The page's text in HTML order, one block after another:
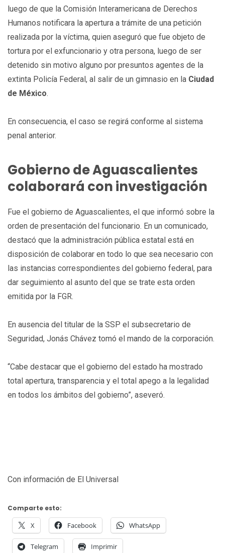
luego de que la Comisión Interamericana de Derechos
Humanos notificara la apertura a trámite de una petición
realizada por la víctima, quien aseguró que fue objeto de
tortura por el exfuncionario y otra persona, luego de ser
detenido sin motivo alguno por presuntos agentes de la
extinta Policía Federal, al salir de un gimnasio en la Ciudad
de México.
En consecuencia, el caso se regirá conforme al sistema
penal anterior.
Gobierno de Aguascalientes
colaborará con investigación
Fue el gobierno de Aguascalientes, el que informó sobre la
orden de presentación del funcionario. En un comunicado,
destacó que la administración pública estatal está en
disposición de colaborar en todo lo que sea necesario con
las instancias correspondientes del gobierno federal, para
dar seguimiento al asunto del que se trate esta orden
emitida por la FGR.
En ausencia del titular de la SSP el subsecretario de
Seguridad, Jonás Chávez tomó el mando de la corporación.
“Cabe destacar que el gobierno del estado ha mostrado
total apertura, transparencia y el total apego a la legalidad
en todos los ámbitos del gobierno”, aseveró.
Con información de El Universal
Comparte esto:
X Facebook WhatsApp
Telegram Imprimir